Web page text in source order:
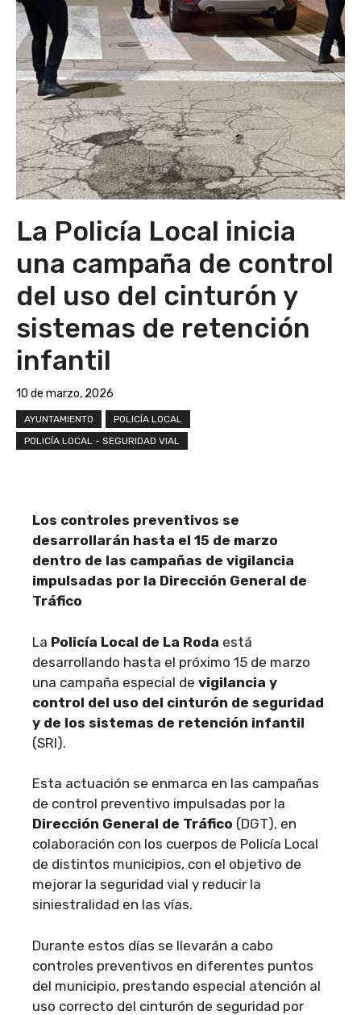
La Policía Local inicia
una campaña de control
del uso del cinturón y
sistemas de retención
infantil
10 de marzo, 2026
AYUNTAMIENTO
POLICÍA LOCAL
POLICÍA LOCAL - SEGURIDAD VIAL
Los controles preventivos se
desarrollarán hasta el 15 de marzo
dentro de las campañas de vigilancia
impulsadas por la Dirección General de
Tráfico
La Policía Local de La Roda está
desarrollando hasta el próximo 15 de marzo
una campaña especial de vigilancia y
control del uso del cinturón de seguridad
y de los sistemas de retención infantil
(SRI).
Esta actuación se enmarca en las campañas
de control preventivo impulsadas por la
Dirección General de Tráfico (DGT), en
colaboración con los cuerpos de Policía Local
de distintos municipios, con el objetivo de
mejorar la seguridad vial y reducir la
siniestralidad en las vías.
Durante estos días se llevarán a cabo
controles preventivos en diferentes puntos
del municipio, prestando especial atención al
uso correcto del cinturón de seguridad por